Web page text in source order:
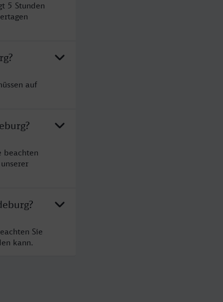
5 Stunden
auf
beachten
Sie
kann.